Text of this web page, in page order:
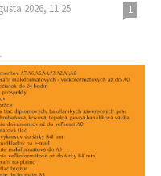
2026, 11:25 1